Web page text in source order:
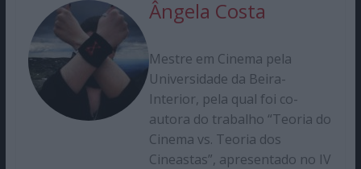
Ângela Costa
Mestre em Cinema pela
Universidade da Beira-
Interior, pela qual foi co-
autora do trabalho “Teoria do
Cinema vs. Teoria dos
Cineastas”, apresentado no IV